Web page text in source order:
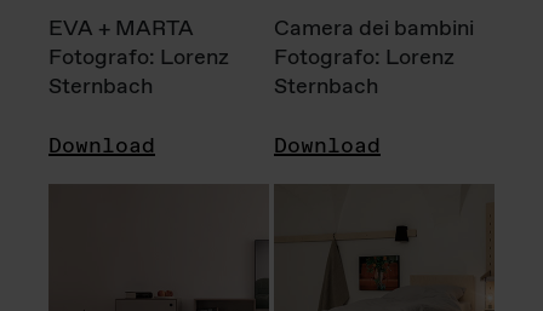
EVA + MARTA
Fotografo: Lorenz
Sternbach
Download
Camera dei bambini
Fotografo: Lorenz
Sternbach
Download